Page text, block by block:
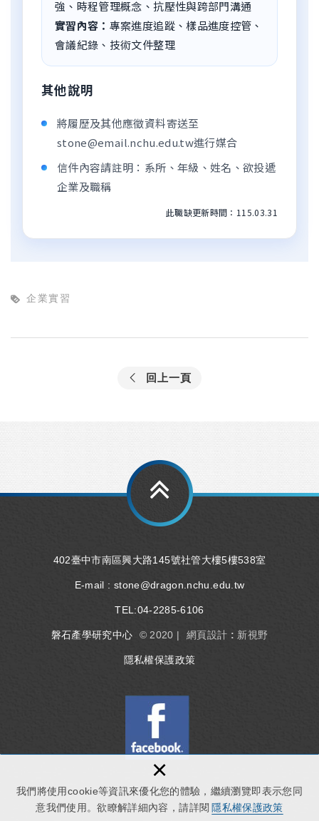
我們將使用cookie等資訊來優化您的體驗，繼續瀏覽即表示您同
意我們使用。欲瞭解詳細內容，請詳閱 隱私權保護政策
×
強、時程管理概念、抗壓性與跨部門溝通
實習內容： 專案進度追蹤、樣品進度控管、
會議紀錄、技術文件整理
其他說明
將履歷及其他應徵資料寄送至
stone@email.nchu.edu.tw進行媒合
信件內容請註明：系所、年級、姓名、欲投遞
企業及職稱
此職缺更新時間：115.03.31
企業實習
回上一頁
402臺中市南區興大路145號社管大樓5樓538室
E-mail : stone@dragon.nchu.edu.tw
TEL:04-2285-6106
磐石產學研究中心 © 2020 | 網頁設計 : 新視野
隱私權保護政策